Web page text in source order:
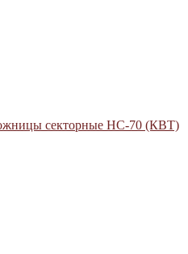
секторные НС-70 (КВТ)